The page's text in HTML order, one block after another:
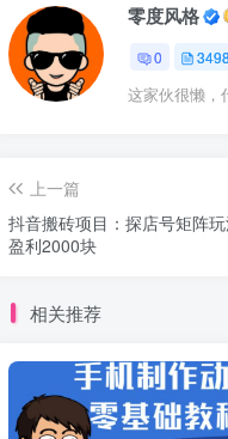
零度风格
0
这家伙很懒，
上一篇
抖音搬砖项目：探店号矩阵
盈利2000块
相关推荐